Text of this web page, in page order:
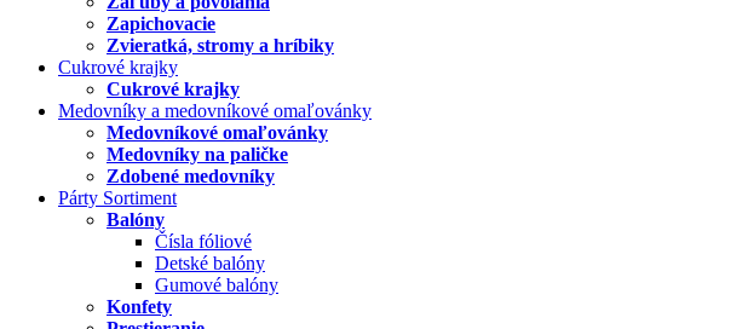
Zapichovacie
Zvieratká, stromy a hríbiky
Cukrové krajky
Cukrové krajky
Medovníky a medovníkové omaľovánky
Medovníkové omaľovánky
Medovníky na paličke
Zdobené medovníky
Párty Sortiment
Balóny
Čísla fóliové
Detské balóny
Gumové balóny
Konfety